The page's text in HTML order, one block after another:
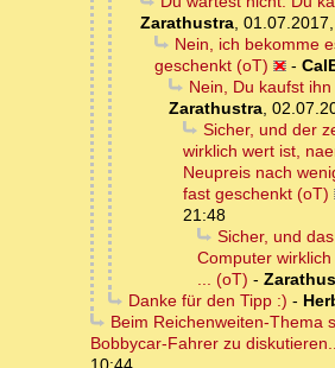
Zarathustra,
Nein, ich bekomme
geschenkt (oT)
-
Nein, Du kaufst
Zarathustra,
Sicher, und der
wirklich wert ist,
Neupreis nach
fast geschenkt (oT)
21:48
Sicher, und
Computer
... (oT) -
Danke für den Tipp :) -
Beim Reichenweiten-Thema
Bobbycar-Fahrer zu